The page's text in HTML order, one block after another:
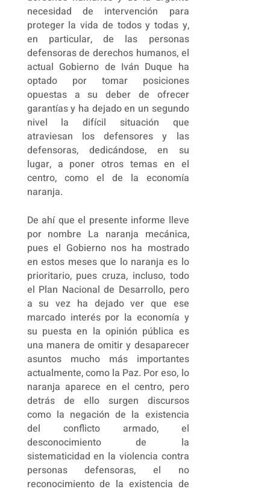
necesidad de intervención para
proteger la vida de todos y todas y,
en particular, de las personas
defensoras de derechos humanos, el
actual Gobierno de Iván Duque ha
optado por tomar posiciones
opuestas a su deber de ofrecer
garantías y ha dejado en un segundo
nivel la difícil situación que
atraviesan los defensores y las
defensoras, dedicándose, en su
lugar, a poner otros temas en el
centro, como el de la economía
naranja.
De ahí que el presente informe lleve
por nombre La naranja mecánica,
pues el Gobierno nos ha mostrado
en estos meses que lo naranja es lo
prioritario, pues cruza, incluso, todo
el Plan Nacional de Desarrollo, pero
a su vez ha dejado ver que ese
marcado interés por la economía y
su puesta en la opinión pública es
una manera de omitir y desaparecer
asuntos mucho más importantes
actualmente, como la Paz. Por eso, lo
naranja aparece en el centro, pero
detrás de ello surgen discursos
como la negación de la existencia
del conflicto armado, el
desconocimiento de la
sistematicidad en la violencia contra
personas defensoras, el no
reconocimiento de la existencia de